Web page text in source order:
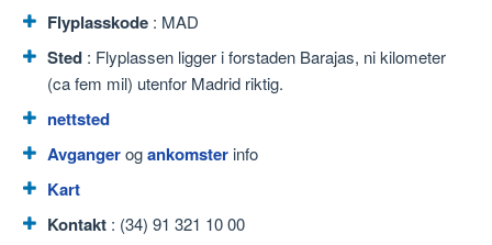
Flyplasskode : MAD
Sted : Flyplassen ligger i forstaden Barajas, ni kilometer
(ca fem mil) utenfor Madrid riktig.
nettsted
Avgangerogankomster info
Kart
Kontakt : (34) 91 321 10 00